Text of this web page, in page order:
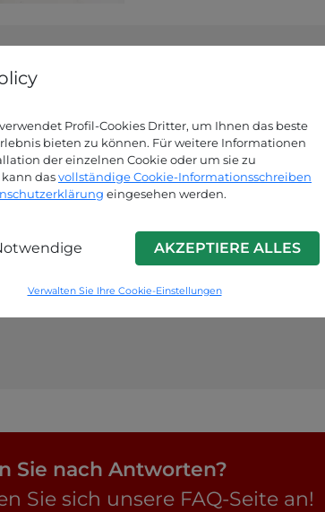
verwendet Profil-Cookies Dritter, um Ihnen das beste
bieten zu können. Für weitere Informationen
der einzelnen Cookie oder um sie zu
dasvollständige Cookie-Informationsschreiben
eingesehen werden.
AKZEPTIERE ALLES
Verwalten Sie Ihre Cookie-Einstellungen
Sie nach Antworten?
Sie sich unsere FAQ-Seite an!